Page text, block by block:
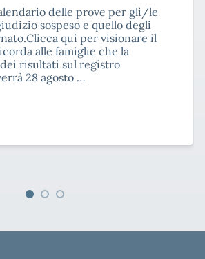
delle prove per gli/le
sospeso e quello degli
qui per visionare il
alle famiglie che la
risultati sul registro
28 agosto …